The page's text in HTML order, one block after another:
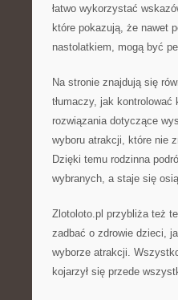
łatwo wykorzystać
które pokazują, że nawet
nastolatkiem, mogą być
Na stronie znajdują się
tłumaczy, jak
rozwiązania dotyczące
wyboru atrakcji, które nie
Dzięki temu rodzinna
wybranych, a staje się
Zlotoloto.pl przybliża też
zadbać o zdrowie dzieci,
wyborze atrakcji.
kojarzył się przede